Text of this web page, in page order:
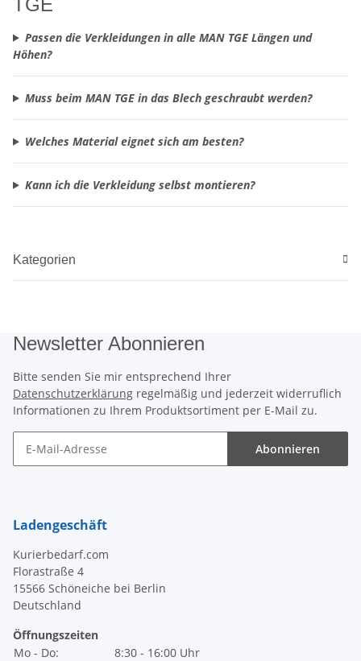
Passen die Verkleidungen in alle MAN TGE Längen und
Höhen?
Muss beim MAN TGE in das Blech geschraubt werden?
Welches Material eignet sich am besten?
Kann ich die Verkleidung selbst montieren?
Kategorien
Newsletter Abonnieren
Bitte senden Sie mir entsprechend Ihrer
Datenschutzerklärung regelmäßig und jederzeit widerruflich
Informationen zu Ihrem Produktsortiment per E-Mail zu.
Abonnieren
Ladengeschäft
Kurierbedarf.com
Florastraße 4
15566 Schöneiche bei Berlin
Deutschland
Öffnungszeiten
Mo - Do:
8:30 - 16:00 Uhr